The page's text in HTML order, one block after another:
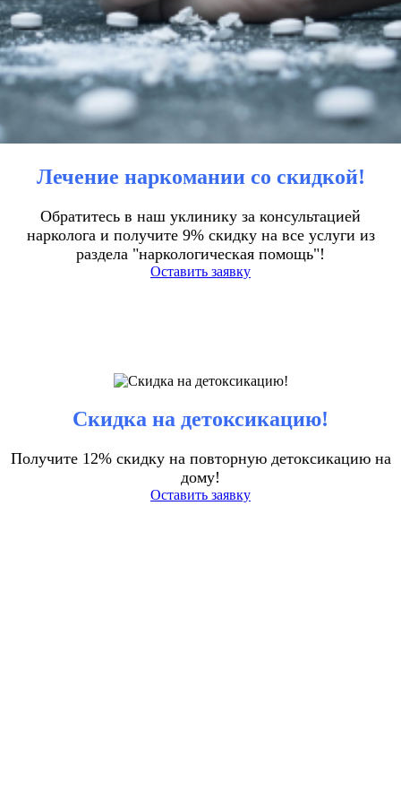
Лечение наркомании со скидкой!
Обратитесь в наш уклинику за консультацией
нарколога и получите 9% скидку на все услуги из
раздела "наркологическая помощь"!
Оставить заявку
Скидка на детоксикацию!
Получите 12% скидку на повторную детоксикацию на
дому!
Оставить заявку